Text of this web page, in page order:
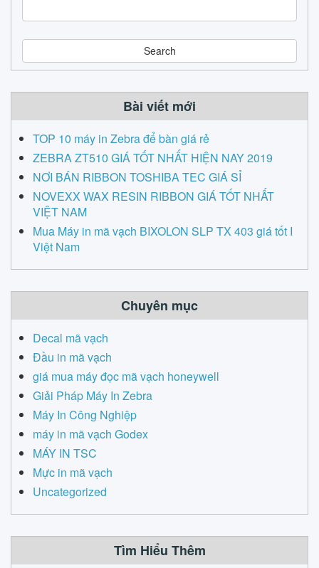
e
r
c
Bài viết mới
TOP 10 máy in Zebra để bàn giá rẻ
ZEBRA ZT510 GIÁ TỐT NHẤT HIỆN NAY 2019
NƠI BÁN RIBBON TOSHIBA TEC GIÁ SỈ
NOVEXX WAX RESIN RIBBON GIÁ TỐT NHẤT
VIỆT NAM
Mua Máy in mã vạch BIXOLON SLP TX 403 giá tốt I
Việt Nam
Chuyên mục
Decal mã vạch
Đầu in mã vạch
giá mua máy đọc mã vạch honeywell
Giải Pháp Máy In Zebra
Máy In Công Nghiệp
máy in mã vạch Godex
MÁY IN TSC
Mực in mã vạch
Uncategorized
Tìm Hiểu Thêm